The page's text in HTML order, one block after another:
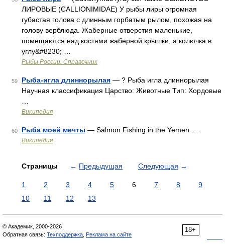
ЛИРОВЫЕ (CALLIONIMIDAE) У рыбы лиры огромная
губастая голова с длинным горбатым рылом, похожая на
голову верблюда. Жаберные отверстия маленькие,
помещаются над костями жаберной крышки, а колючка в
углу&#8230; …
Рыбы России. Справочник
59 Рыба-игла длиннорылая — ? Рыба игла длиннорылая
Научная классификация Царство: Животные Тип: Хордовые
Википедия
60 Рыба моей мечты — Salmon Fishing in the Yemen …
Википедия
Страницы ← Предыдущая Следующая →
1 2 3 4 5 6 7 8
9
10
11 12 13
18+
© Академик, 2000-2026
Обратная связь: Техподдержка Реклама на сайте